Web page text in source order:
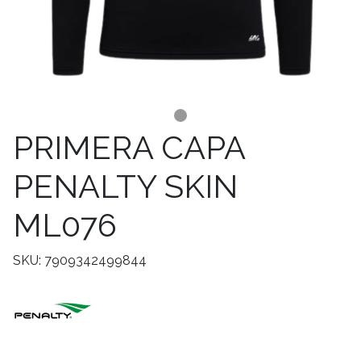
PRIMERA CAPA
PENALTY SKIN
ML076
SKU: 7909342499844